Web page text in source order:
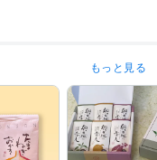
もっと見る